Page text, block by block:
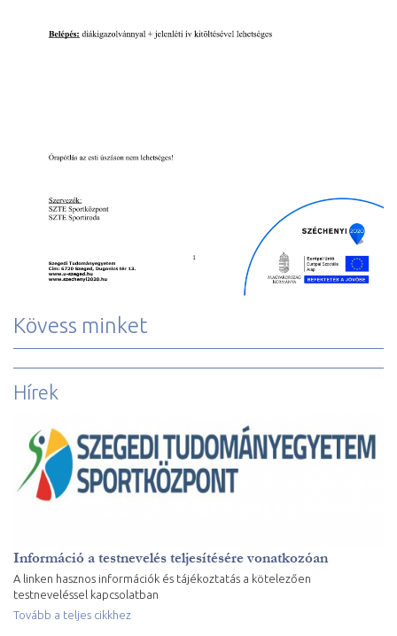
Kövess minket
Hírek
Információ a testnevelés teljesítésére vonatkozóan
A linken hasznos információk és tájékoztatás a kötelezően
testneveléssel kapcsolatban
Tovább a teljes cikkhez